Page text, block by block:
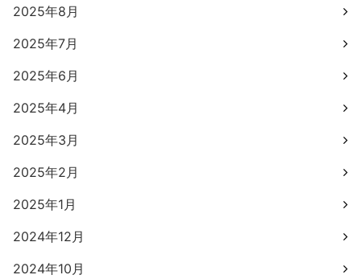
2025年8月
2025年7月
2025年6月
2025年4月
2025年3月
2025年2月
2025年1月
2024年12月
2024年10月